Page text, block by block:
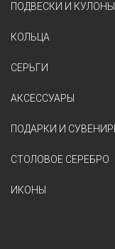
ПОДВЕСКИ И КУЛОНЫ
КОЛЬЦА
СЕРЬГИ
АКСЕССУАРЫ
ПОДАРКИ И
СТОЛОВОЕ СЕРЕБРО
ИКОНЫ